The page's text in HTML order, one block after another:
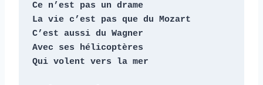
Ce n’est pas un drame
La vie c’est pas que du Mozart
C’est aussi du Wagner
Avec ses hélicoptères
Qui volent vers la mer